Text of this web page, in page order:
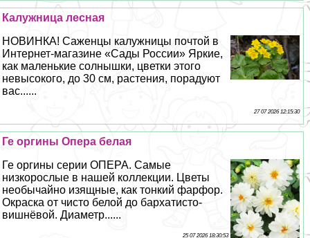
Калужница лесная
НОВИНКА! Саженцы калужницы почтой в
Интернет-магазине «Сады России» Яркие,
как маленькие солнышки, цветки этого
невысокого, до 30 см, растения, порадуют
вас......
27 07 2026 12:15:30
Ге opгины Опера белая
Ге opгины серии ОПЕРА. Самые
низкорослые в нашей коллекции. Цветы
необычайно изящные, как тонкий фарфор.
Окраска от чисто белой до бархатисто-
вишнёвой. Диаметр......
25 07 2026 18:30:53